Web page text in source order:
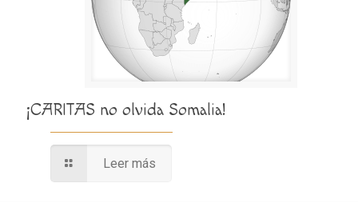
¡CARITAS no olvida Somalia!
Leer más